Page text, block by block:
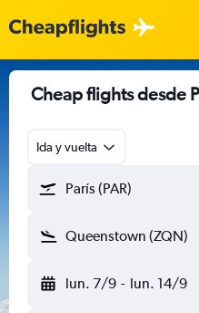
Cheap flights desde
Ida y vuelta
París (PAR)
Queenstown (ZQN)
lun. 7/9 - lun. 14/9